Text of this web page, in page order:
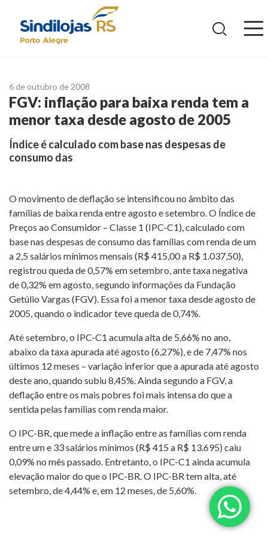
6 de outubro de 2008
FGV: inflação para baixa renda tem a
menor taxa desde agosto de 2005
Índice é calculado com base nas despesas de
consumo das
O movimento de deflação se intensificou no âmbito das
famílias de baixa renda entre agosto e setembro. O Índice de
Preços ao Consumidor – Classe 1 (IPC-C1), calculado com
base nas despesas de consumo das famílias com renda de um
a 2,5 salários mínimos mensais (R$ 415,00 a R$ 1.037,50),
registrou queda de 0,57% em setembro, ante taxa negativa
de 0,32% em agosto, segundo informações da Fundação
Getúlio Vargas (FGV). Essa foi a menor taxa desde agosto de
2005, quando o indicador teve queda de 0,74%.
Até setembro, o IPC-C1 acumula alta de 5,66% no ano,
abaixo da taxa apurada até agosto (6,27%), e de 7,47% nos
últimos 12 meses – variação inferior que a apurada até agosto
deste ano, quando subiu 8,45%. Ainda segundo a FGV, a
deflação entre os mais pobres foi mais intensa do que a
sentida pelas famílias com renda maior.
O IPC-BR, que mede a inflação entre as famílias com renda
entre um e 33 salários mínimos (R$ 415 a R$ 13.695) caiu
0,09% no mês passado. Entretanto, o IPC-C1 ainda acumula
elevação maior do que o IPC-BR. O IPC-BR tem alta, até
setembro, de 4,44% e, em 12 meses, de 5,60%.